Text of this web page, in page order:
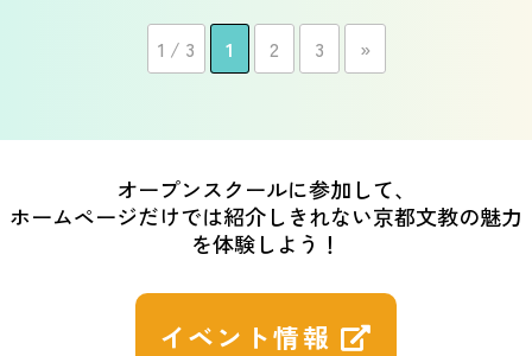
1 / 3 1 2 3 »
オープンスクールに参加して、
ホームページだけでは紹介しきれない京都文教の魅力
を体験しよう！
イベント情報